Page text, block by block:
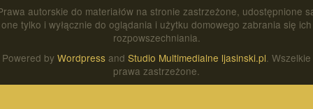
autorskie do materiałów na stronie zastrzeżone, udostępnione
one tylko i wyłącznie do oglądania i użytku domowego zabrania się ich
rozpowszechniania.
Powered by Wordpress and Studio Multimedialne ljasinski.pl. Wszelkie
prawa zastrzeżone.